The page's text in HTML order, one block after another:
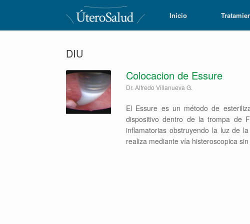
Inicio
DIU
Colocacion de Essure
Dr. Alfredo Villanueva G.
El Essure es un método de
dispositivo dentro de la trompa de
inflamatorias obstruyendo la luz de
realiza mediante vía histeroscopica